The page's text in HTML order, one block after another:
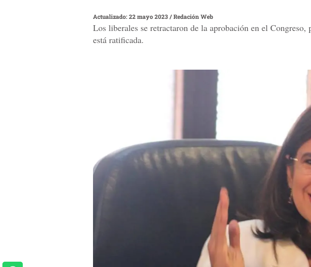
Actualizado: 22 mayo 2023/Redación Web
Los liberales se retractaron de la aprobación en el
está ratificada.